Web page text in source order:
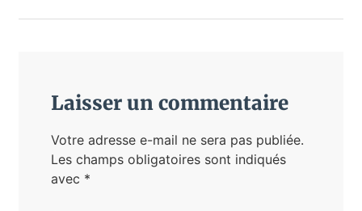
Laisser un commentaire
Votre adresse e-mail ne sera pas publiée.
Les champs obligatoires sont indiqués
avec *